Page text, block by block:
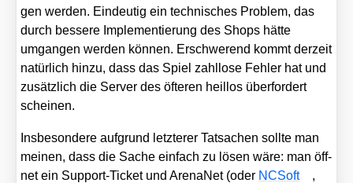
gen wer­den. Ein­deu­tig ein tech­ni­sches Pro­blem, das
durch bes­se­re Imple­men­tie­rung des Shops hät­te
umgan­gen wer­den kön­nen. Erschwe­rend kommt der­zeit
natür­lich hin­zu, dass das Spiel zahl­lo­se Feh­ler hat und
zusätz­lich die Ser­ver des öfte­ren heil­los über­for­dert
schei­nen.
Ins­be­son­de­re auf­grund letz­te­rer Tat­sa­chen soll­te man
mei­nen, dass die Sache ein­fach zu lösen wäre: man öff­
net ein Sup­port-Ticket und Aren­aNet (oder NCSoft
,